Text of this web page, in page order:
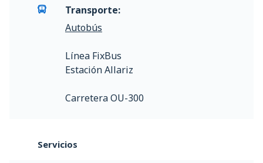
Transporte:
Autobús
Línea FixBus
Estación Allariz
Carretera OU-300
Servicios